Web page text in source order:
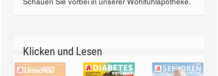
Klicken und Lesen